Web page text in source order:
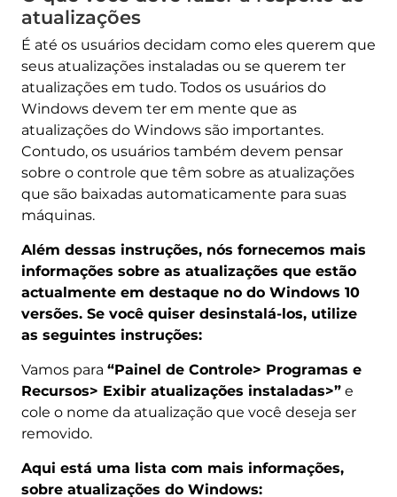
atualizações
É até os usuários decidam como eles querem que
seus atualizações instaladas ou se querem ter
atualizações em tudo. Todos os usuários do
Windows devem ter em mente que as
atualizações do Windows são importantes.
Contudo, os usuários também devem pensar
sobre o controle que têm sobre as atualizações
que são baixadas automaticamente para suas
máquinas.
Além dessas instruções, nós fornecemos mais
informações sobre as atualizações que estão
actualmente em destaque no do Windows 10
versões. Se você quiser desinstalá-los, utilize
as seguintes instruções:
Vamos para “Painel de Controle> Programas e
Recursos> Exibir atualizações instaladas>”e
cole o nome da atualização que você deseja ser
removido.
Aqui está uma lista com mais informações,
sobre atualizações do Windows: